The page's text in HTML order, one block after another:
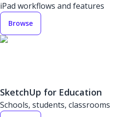
iPad workflows and features
Browse
SketchUp for Education
Schools, students, classrooms